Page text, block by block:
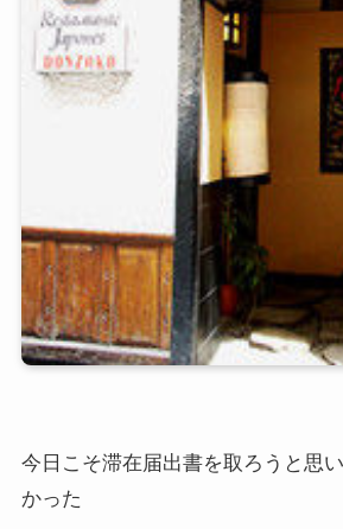
今日こそ滞在届出書を取ろうと思
かった